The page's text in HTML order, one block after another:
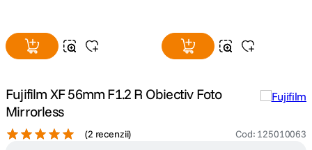
Fujifilm XF 56mm F1.2 R Obiectiv Foto
Mirrorless
(2 recenzii) Cod: 125010063